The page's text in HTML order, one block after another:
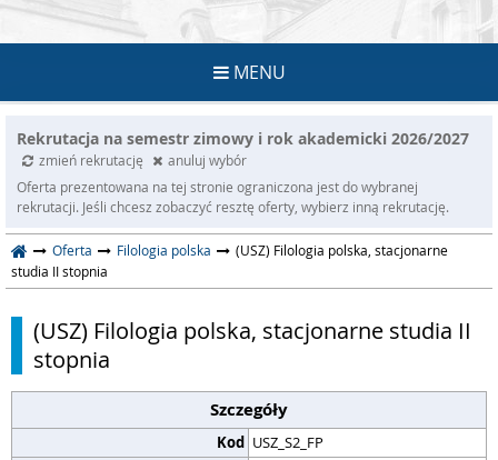
MENU
Rekrutacja na semestr zimowy i rok akademicki 2026/2027
zmień rekrutację
anuluj wybór
Oferta prezentowana na tej stronie ograniczona jest do wybranej
rekrutacji. Jeśli chcesz zobaczyć resztę oferty, wybierz inną rekrutację.
Oferta Filologia polska
(USZ) Filologia polska, stacjonarne
studia II stopnia
(USZ) Filologia polska, stacjonarne studia II
stopnia
Szczegóły
Kod USZ_S2_FP